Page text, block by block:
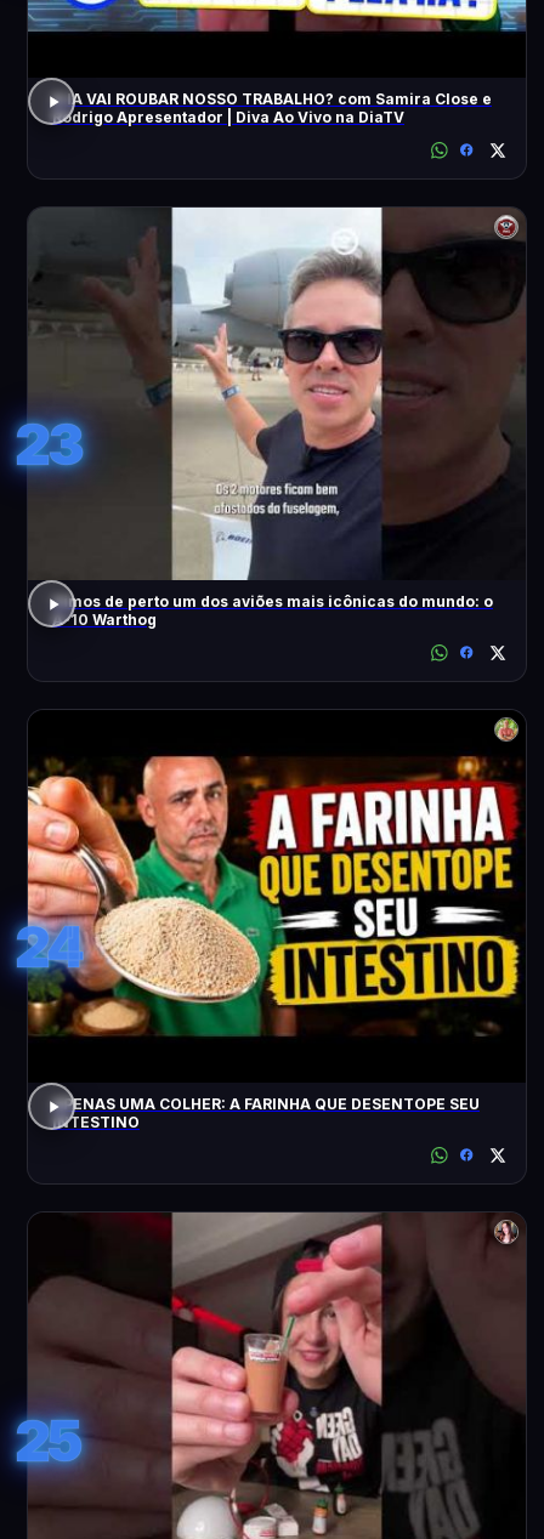
A IA VAI ROUBAR NOSSO TRABALHO? com Samira Close e
Rodrigo Apresentador | Diva Ao Vivo na DiaTV
23
Vimos de perto um dos aviões mais icônicas do mundo: o
A-10 Warthog
24
APENAS UMA COLHER: A FARINHA QUE DESENTOPE SEU
INTESTINO
25